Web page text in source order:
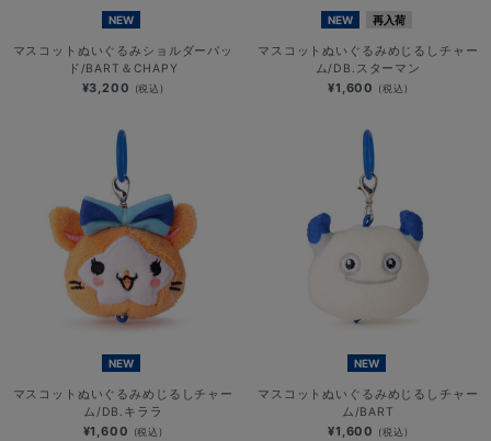
NEW
マスコットぬいぐるみショルダーパッ
ド/BART＆CHAPY
¥3,200 (税込)
NEW 再入荷
マスコットぬいぐるみめじるしチャー
ム/DB.スターマン
¥1,600 (税込)
NEW
マスコットぬいぐるみめじるしチャー
ム/DB.キララ
¥1,600 (税込)
NEW
マスコットぬいぐるみめじるしチャー
ム/BART
¥1,600 (税込)